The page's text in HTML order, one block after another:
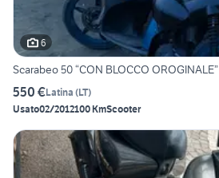
6
Scarabeo 50 “CON BLOCCO OROGINALE”
550 €Latina (LT)
Usato02/2012100 KmScooter